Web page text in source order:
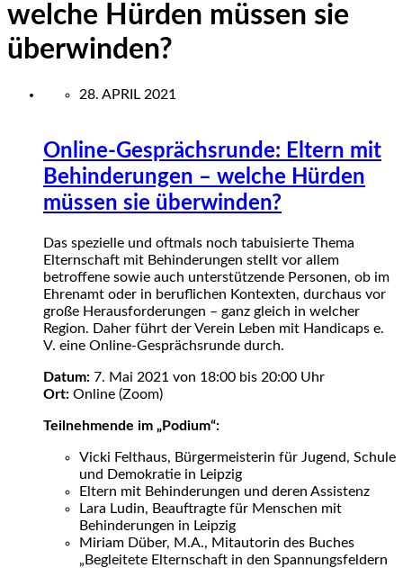
welche Hürden müssen sie
überwinden?
28. APRIL 2021
Online-Gesprächsrunde: Eltern mit
Behinderungen – welche Hürden
müssen sie überwinden?
Das spezielle und oftmals noch tabuisierte Thema
Elternschaft mit Behinderungen stellt vor allem
betroffene sowie auch unterstützende Personen, ob im
Ehrenamt oder in beruflichen Kontexten, durchaus vor
große Herausforderungen – ganz gleich in welcher
Region. Daher führt der Verein Leben mit Handicaps e.
V. eine Online-Gesprächsrunde durch.
Datum: 7. Mai 2021 von 18:00 bis 20:00 Uhr
Ort: Online (Zoom)
Teilnehmende im „Podium“:
Vicki Felthaus, Bürgermeisterin für Jugend, Schule
und Demokratie in Leipzig
Eltern mit Behinderungen und deren Assistenz
Lara Ludin, Beauftragte für Menschen mit
Behinderungen in Leipzig
Miriam Düber, M.A., Mitautorin des Buches
„Begleitete Elternschaft in den Spannungsfeldern